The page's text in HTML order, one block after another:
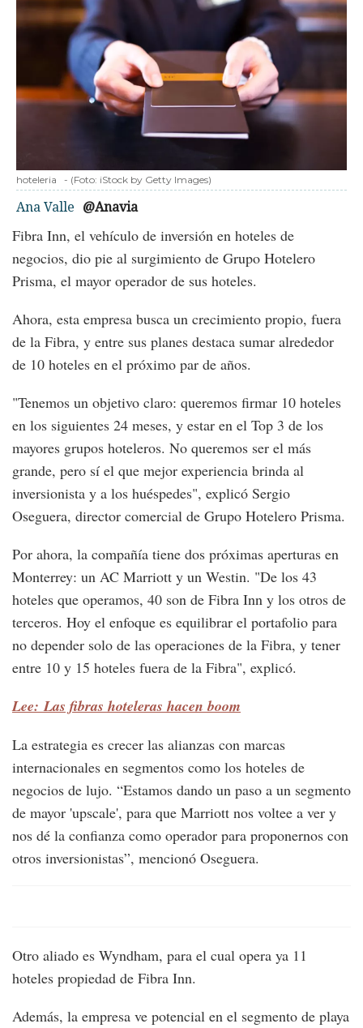
hoteleria - (Foto: iStock by Getty Images)
Ana Valle @Anavia
Fibra Inn, el vehículo de inversión en hoteles de
negocios, dio pie al surgimiento de Grupo Hotelero
Prisma, el mayor operador de sus hoteles.
Ahora, esta empresa busca un crecimiento propio, fuera
de la Fibra, y entre sus planes destaca sumar alrededor
de 10 hoteles en el próximo par de años.
"Tenemos un objetivo claro: queremos firmar 10 hoteles
en los siguientes 24 meses, y estar en el Top 3 de los
mayores grupos hoteleros. No queremos ser el más
grande, pero sí el que mejor experiencia brinda al
inversionista y a los huéspedes", explicó Sergio
Oseguera, director comercial de Grupo Hotelero Prisma.
Por ahora, la compañía tiene dos próximas aperturas en
Monterrey: un AC Marriott y un Westin. "De los 43
hoteles que operamos, 40 son de Fibra Inn y los otros de
terceros. Hoy el enfoque es equilibrar el portafolio para
no depender solo de las operaciones de la Fibra, y tener
entre 10 y 15 hoteles fuera de la Fibra", explicó.
Lee: Las fibras hoteleras hacen boom
La estrategia es crecer las alianzas con marcas
internacionales en segmentos como los hoteles de
negocios de lujo. “Estamos dando un paso a un segmento
de mayor 'upscale', para que Marriott nos voltee a ver y
nos dé la confianza como operador para proponernos con
otros inversionistas”, mencionó Oseguera.
Otro aliado es Wyndham, para el cual opera ya 11
hoteles propiedad de Fibra Inn.
Además, la empresa ve potencial en el segmento de playa